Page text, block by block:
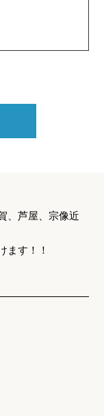
、芦屋、宗像近
ます！！